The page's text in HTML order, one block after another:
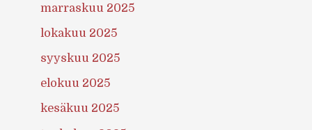
marraskuu 2025
lokakuu 2025
syyskuu 2025
elokuu 2025
kesäkuu 2025